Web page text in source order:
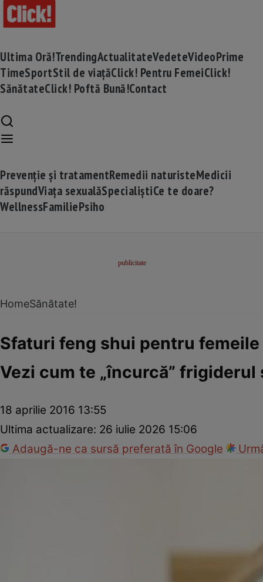
Ultima Oră!TrendingActualitateVedeteVideoPrime
TimeSportStil de viațăClick! Pentru FemeiClick!
SănătateClick! Poftă Bună!Contact
Prevenție și tratamentRemedii naturisteMedicii
răspundViața sexualăSpecialiștiCe te doare?
WellnessFamiliePsiho
HomeSănătate!
Sfaturi feng shui pentru
Vezi cum te „încurcă”
18 aprilie 2016 13:55
Ultima actualizare: 26 iulie 2026 15:06
Adaugă-ne ca sursă preferată în Google